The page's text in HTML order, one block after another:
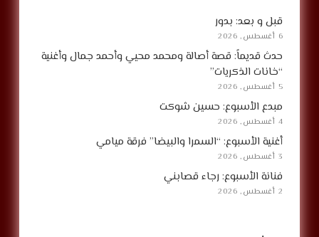
قبل و بعد: بدور
6 أغسطس, 2026
حدث قديماً: قصة أصالة ومحمد محيي وأحمد جمال وأغنية
“خانات الذكريات”
5 أغسطس, 2026
مبدع الأسبوع: حسين شوكت
4 أغسطس, 2026
أغنية الأسبوع: “السمرا والبيضا” فرقة ميامي
3 أغسطس, 2026
فنانة الأسبوع: رجاء قصابني
2 أغسطس, 2026